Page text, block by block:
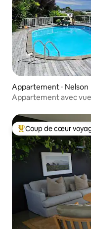
Appartement ⋅ Nelson
Appartement avec
Coups de cœur
Coup de cœur